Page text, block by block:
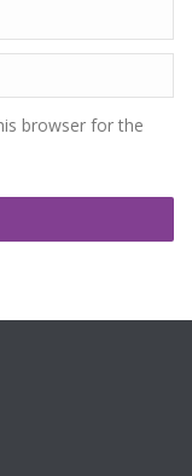
browser for the